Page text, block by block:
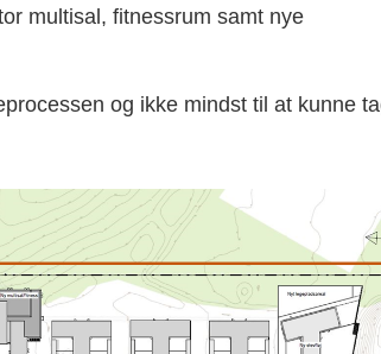
multisal, fitnessrum samt nye
og ikke mindst til at kunne